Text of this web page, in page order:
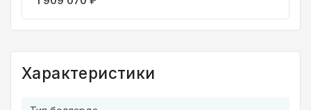
Характеристики